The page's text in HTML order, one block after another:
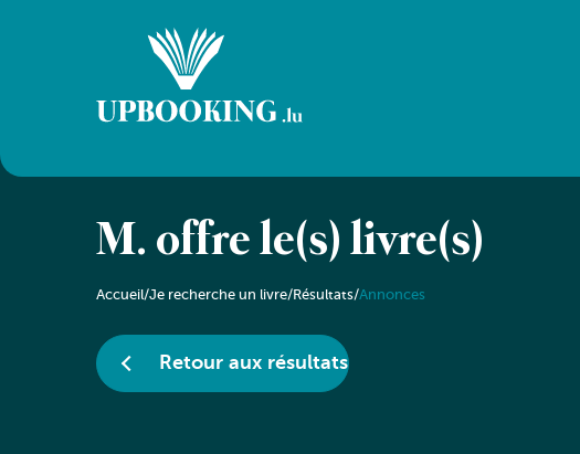
M. offre le(s) livre(s)
Accueil/Je recherche un livre/Résultats/Annonces
Retour aux résultats